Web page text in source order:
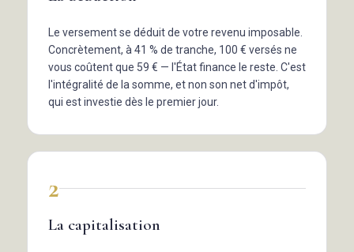
Voir le détail ligne par ligne
Le versement se déduit de votre revenu imposable.
Concrètement, à 41 % de tranche, 100 € versés ne
vous coûtent que 59 € — l'État finance le reste. C'est
l'intégralité de la somme, et non son net d'impôt,
qui est investie dès le premier jour.
2
La capitalisation